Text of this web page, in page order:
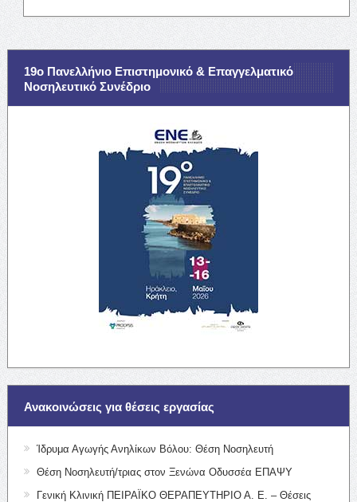
19ο Πανελλήνιο Επιστημονικό & Επαγγελματικό
Νοσηλευτικό Συνέδριο
Ανακοινώσεις για θέσεις εργασίας
Ίδρυμα Αγωγής Ανηλίκων Βόλου: Θέση Νοσηλευτή
Θέση Νοσηλευτή/τριας στον Ξενώνα Οδυσσέα ΕΠΑΨΥ
Γενική Κλινική ΠΕΙΡΑΪΚΟ ΘΕΡΑΠΕΥΤΗΡΙΟ Α. Ε. – Θέσεις